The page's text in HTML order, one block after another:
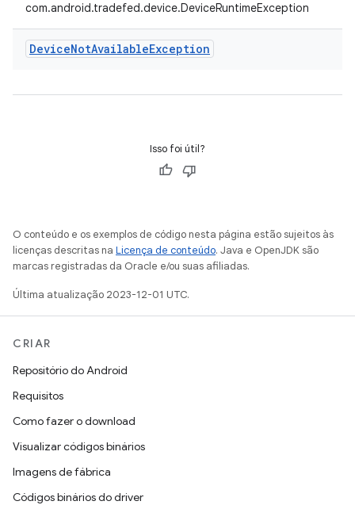
com.android.tradefed.device.DeviceRuntimeException
DeviceNotAvailableException
Isso foi útil?
O conteúdo e os exemplos de código nesta página estão sujeitos às
licenças descritas na Licença de conteúdo. Java e OpenJDK são
marcas registradas da Oracle e/ou suas afiliadas.
Última atualização 2023-12-01 UTC.
CRIAR
Repositório do Android
Requisitos
Como fazer o download
Visualizar códigos binários
Imagens de fábrica
Códigos binários do driver